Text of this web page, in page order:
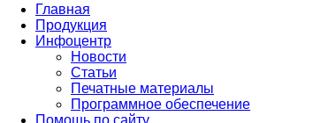
Главная
Продукция
Инфоцентр
Новости
Статьи
Печатные материалы
Программное обеспечение
Помощь по сайту